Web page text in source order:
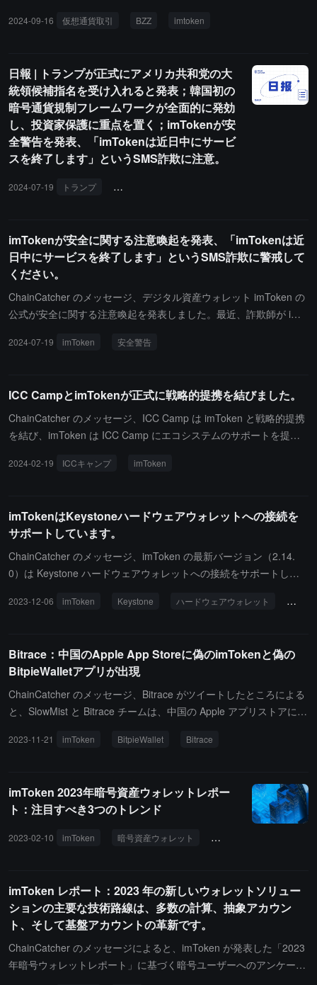
す。imToken との協力により、TRON DeFi エコシステムの流動性
います。
求めました。それに応じて、戴某は周某の委託を受け、郑某からBZ
を訴え、BZZ仮想通貨の購入資金76518元の返還と資金占用費の支
払いを求めました。法院は審理の結果、民事主体が民事活動を行う
際には法律の規定に違反してはならず、公序良俗に反してはならな
いと認定しました。BZZコインはビットコインに似たネットワーク
仮想通貨であり、法的な支払い能力を持たず、市場で通貨として流
通使用されるべきではなく、できません。仮想通貨に関連する業務
は、自ら投資リスクを負う必要があります。周某、郑某、戴某の間
為は、現在我が国では法律によって保護されておらず、その行為に
よって生じた結果は自ら負担するべきです。周某が郑某に対してBZ
Z仮想通貨の購入資金76518元の返還と資金占用費の支払いを求め
る訴訟請求には、事実および法律の根拠がないため、最終的に周某
の訴訟請求は棄却されました。
2024-09-16 仮想通貨取引 BZZ imtoken
日報 | トランプが正式にアメリカ共和党の大
統領候補指名を受け入れると発表；韓国初の
暗号通貨規制フレームワークが全面的に発効
し、投資家保護に重点を置く；imTokenが安
全警告を発表、「imTokenは近日中にサービ
スを終了します」というSMS詐欺に注意。
2024-07-19 トランプ 韓国初の暗号通貨規制フレームワーク
imTokenが安全に関する注意喚起を発表、「imTokenは近
日中にサービスを終了します」というSMS詐欺に警戒して
ください。
ChainCatcher のメッセージ、デジタル資産ウォレット imToken の
公式が安全に関する注意喚起を発表しました。最近、詐欺師が imT
し、「imToken は近日中にサービスを終了する」と偽ってユーザー
や電話でユーザーに積極的に連絡することはないと警告していま
す。ユーザーは SMS 詐欺に注意し、リカバリーフレーズや秘密鍵
を適切に保管し、漏洩しないようにしてください。
2024-07-19 imToken 安全警告
ICC CampとimTokenが正式に戦略的提携を結びました。
ChainCatcher のメッセージ、ICC Camp は imToken と戦略的提携
を結び、imToken は ICC Camp にエコシステムのサポートを提供
ゲームエコシステムネットワークを共同で構築し、将来の Web3 ゲ
する起業家の皆様の積極的な応募を歓迎します。また、Web3 ゲー
ムエコシステムに関心のある機関、メディア、コミュニティの皆様
も第一期の起業キャンププログラムに参加し、Web3 ゲームエコシ
ステムの繁栄を共に享受することをお待ちしております。
2024-02-19 ICCキャンプ imToken
imTokenはKeystoneハードウェアウォレットへの接続を
サポートしています。
ChainCatcher のメッセージ、imToken の最新バージョン（2.14.
0）は Keystone ハードウェアウォレットへの接続をサポートして
um、Polygon、Arbitrum、Optimism を含むすべての EVM 互換チェ
通じてユーザーの秘密鍵を保存し、秘密鍵をオフラインでネットワ
ークに触れさせないことで、ハッカーによる秘密鍵の盗難の可能性
を回避します。imToken は千万のユーザーに信頼される Web3 ウ
ォレットとして、デジタル資産の購入、管理、ステーキング、取引
ウォレットを使用して取引を開始し、Keystone で取引に署名しま
コールドウォレットの組み合わせは、ユーザーが簡単かつ安全にオ
ンチェーンの世界を探索するのを助けます。
2023-12-06 imToken Keystone ハードウェアウォレット ウォ
Bitrace：中国のApple App Storeに偽のimTokenと偽の
BitpieWalletアプリが出現
ChainCatcher のメッセージ、Bitrace がツイートしたところによる
と、SlowMist と Bitrace チームは、中国の Apple アプリストアに偽
発見しました。現在、すでに被害者が資金損失を被っています。Bit
ォレットのダウンロードリンクに誘導していると述べています。投
資家はこのようなリスクに十分注意してください。
2023-11-21 imToken BitpieWallet Bitrace
imToken 2023年暗号資産ウォレットレポー
ト：注目すべき3つのトレンド
2023-02-10 imToken 暗号資産ウォレット Matter Labs
imToken レポート：2023 年の新しいウォレットソリュー
ションの主要な技術路線は、多数の計算、抽象アカウン
ト、そして基盤アカウントの革新です。
ChainCatcher のメッセージによると、imToken が発表した「2023
年暗号ウォレットレポート」に基づく暗号ユーザーへのアンケート